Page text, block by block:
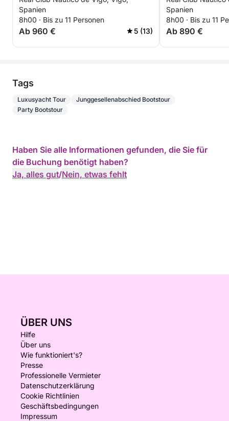
Spanien
8h00 · Bis zu 11 Personen
Ab 960 € 5 (13)
Spanien
8h00 · Bis zu 11
Ab 890 €
Tags
Luxusyacht Tour
Junggesellenabschied Bootstour
Party Bootstour
Haben Sie alle Informationen gefunden, die Sie für
die Buchung benötigt haben?
Ja, alles gut/Nein, etwas fehlt
ÜBER UNS
Hilfe
Über uns
Wie funktioniert's?
Presse
Professionelle Vermieter
Datenschutzerklärung
Cookie Richtlinien
Geschäftsbedingungen
Impressum